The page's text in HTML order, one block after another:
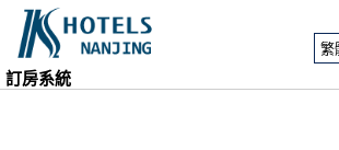
訂房系統